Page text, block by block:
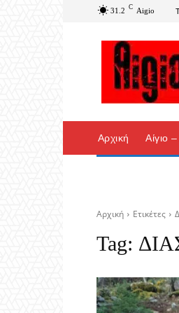
31.2 C Aigio
Αρχική Αίγιο
Αρχική Ετικέτες
Tag: